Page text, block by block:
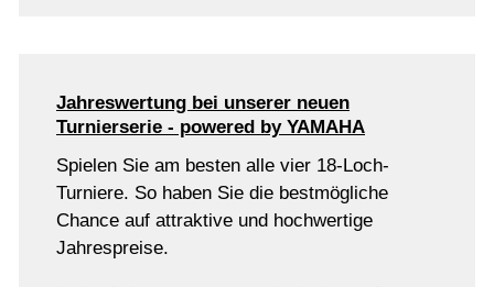
Golf & Natur
Restaurant
Jahreswertung bei unserer neuen
Turnierserie - powered by YAMAHA
Spielen Sie am besten alle vier 18-Loch-
Turniere. So haben Sie die bestmögliche
Chance auf attraktive und hochwertige
Jahrespreise.